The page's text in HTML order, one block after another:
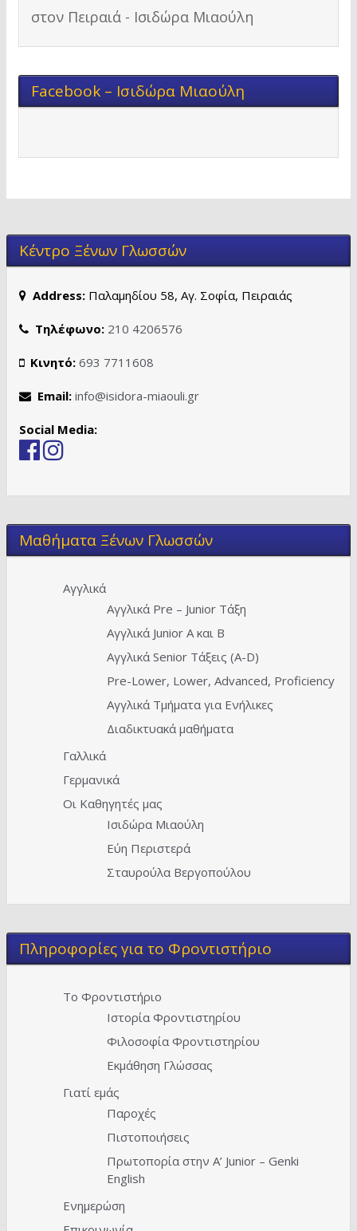
Facebook – Ισιδώρα Μιαούλη
Κέντρο Ξένων Γλωσσών
Address: Παλαμηδίου 58, Αγ. Σοφία, Πειραιάς
Τηλέφωνο: 210 4206576
Κινητό: 693 7711608
Email: info@isidora-miaouli.gr
Social Media:
Μαθήματα Ξένων Γλωσσών
Αγγλικά
Αγγλικά Pre – Junior Τάξη
Αγγλικά Junior A και Β
Αγγλικά Senior Τάξεις (Α-D)
Pre-Lower, Lower, Advanced, Proficiency
Αγγλικά Τμήματα για Ενήλικες
Διαδικτυακά μαθήματα
Γαλλικά
Γερμανικά
Οι Καθηγητές μας
Ισιδώρα Μιαούλη
Εύη Περιστερά
Σταυρούλα Βεργοπούλου
Πληροφορίες για το Φροντιστήριο
Το Φροντιστήριο
Ιστορία Φροντιστηρίου
Φιλοσοφία Φροντιστηρίου
Εκμάθηση Γλώσσας
Γιατί εμάς
Παροχές
Πιστοποιήσεις
Πρωτοπορία στην A’ Junior – Genki
English
Ενημερώση